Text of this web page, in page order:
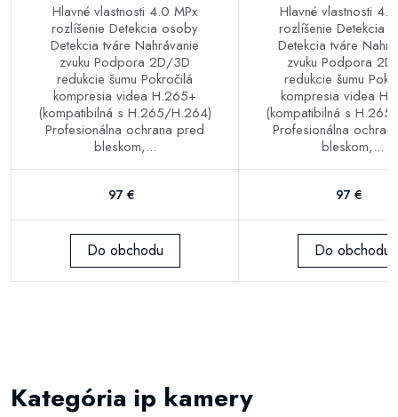
Hlavné vlastnosti 4.0 MPx
rozlíšenie Detekcia osoby
Detekcia tváre Nahrávanie
zvuku Podpora 2D/3D
redukcie šumu Pokročilá
kompresia videa H.265+
(kompatibilná s H.265/H.264)
Profesionálna ochrana pred
bleskom,...
Hlavné vlastnosti
rozlíšenie Detekcia
Detekcia tváre
zvuku Podpora
redukcie šumu
kompresia videa
(kompatibilná s
Profesionálna
bleskom,...
97 € 97 €
Do obchodu Do obchodu
Kategória ip kamery